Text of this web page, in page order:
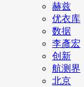
赫兹
优衣库
数据
李彥宏
创新
航测界
北京